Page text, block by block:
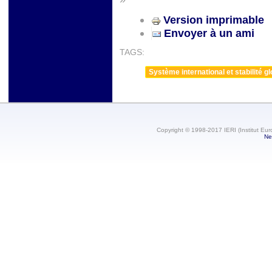
Version imprimable
Envoyer à un ami
TAGS:
Système international et stabilité
Copyright © 1998-2017 IERI (Institut